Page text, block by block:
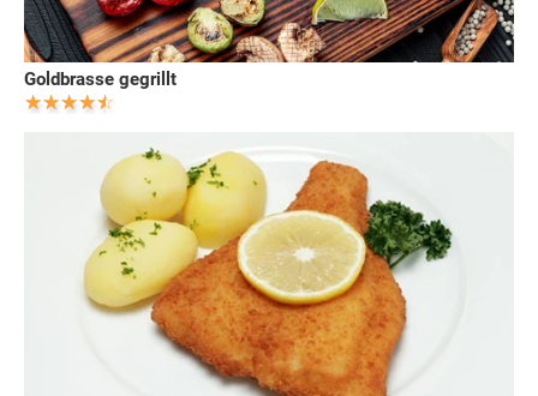
Goldbrasse gegrillt